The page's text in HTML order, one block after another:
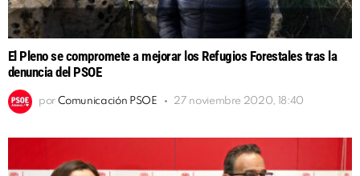
El Pleno se compromete a mejorar los Refugios Forestales tras la
denuncia del PSOE
por Comunicación PSOE 27 noviembre 2020, 18:40